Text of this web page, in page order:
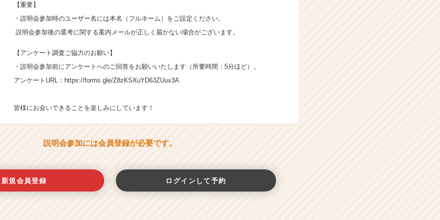
【重要】
・説明会参加時のユーザー名には本名（フルネーム）をご設定ください。
説明会参加後の選考に関する案内メールが正しく届かない場合がございます。
【アンケート調査ご協力のお願い】
・説明会参加前にアンケートへのご回答をお願いいたします（所要時間：5分ほど）。
アンケートURL： https://forms.gle/Z8zKSXuYD63ZUux3A
皆様にお会いできることを楽しみにしています！
説明会参加には会員登録が必要です。
新規会員登録 ログインして予約